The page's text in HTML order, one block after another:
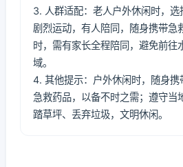
3. 人群适配：老人户外休闲时，
剧烈运动，有人陪同，随身携带急
时，需有家长全程陪同，避免前往
域。
4. 其他提示：户外休闲时，随身携
急救药品，以备不时之需；遵守当
踏草坪、丢弃垃圾，文明休闲。